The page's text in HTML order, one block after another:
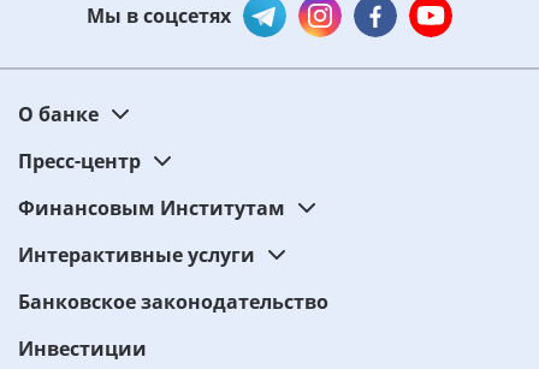
Мы в соцсетях
О банке
Пресс-центр
Финансовым Институтам
Интерактивные услуги
Банковское законодательство
Инвестиции